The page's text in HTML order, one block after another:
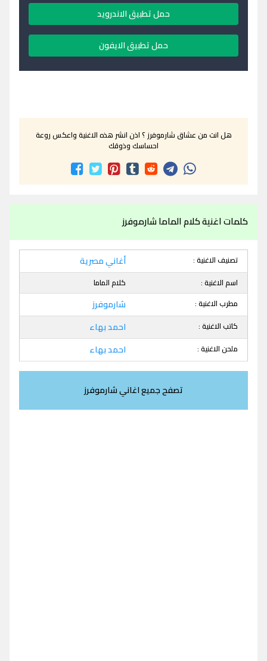
حمل تطبيق الاندرويد
حمل تطبيق الايفون
هل انت من عشاق شارموفرز ؟ اذن انشر هذه الاغنية واعكس روعة
احساسك وذوقك
كلمات اغنية كلام الماما شارموفرز
تصنيف الاغنية : أغاني مصرية
اسم الاغنية :
كلام الماما
مطرب الاغنية :
شارموفرز
كاتب الاغنية : احمد بهاء
ملحن الاغنية : احمد بهاء
تصفح جميع اغاني شارموفرز